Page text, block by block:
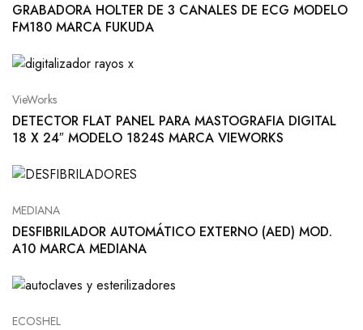
GRABADORA HOLTER DE 3 CANALES DE ECG MODELO
FM180 MARCA FUKUDA
VieWorks
DETECTOR FLAT PANEL PARA MASTOGRAFIA DIGITAL
18 X 24″ MODELO 1824S MARCA VIEWORKS
MEDIANA
DESFIBRILADOR AUTOMÁTICO EXTERNO (AED) MOD.
A10 MARCA MEDIANA
ECOSHEL